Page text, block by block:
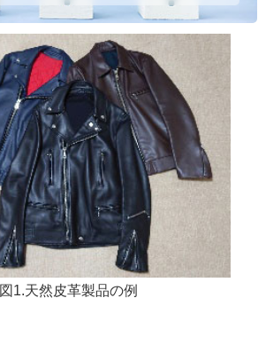
図1.天然皮革製品の例